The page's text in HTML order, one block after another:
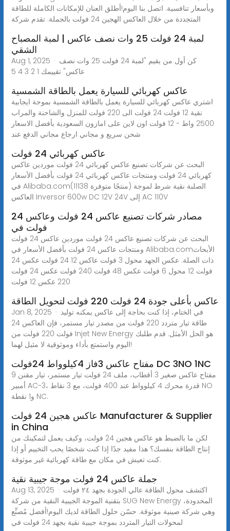
وبأسعار تنافسية. اتصل بنا اليوم!أطلق العنان للإمكانات الكاملة للطاقة
المتجددة من خلال العاكس الهجين 24 فولت بالجملة. تقدم شركة
لمبة 24 فولت 25 وات نصف عاكس | لمبة المصباح
الشقي
Aug 1, 2025 · كن أول من يقيم "لمبة 24 فولت 25 وات نصف
عاكس" تقييمك 1 2 3 4 5
عاكس كهربائي للسيارة يعمل بالطاقة الشمسية
اشتري عاكس كهربائي للسيارة يعمل بالطاقة الشمسية بموجة ايجابية
نقية 12 فولت 24 فولت الى 220 فولت للمنزل والشاحنة والمراب
2500 واط - 12 فولت اون لاين على امازون السعودية بأفضل الاسعار
شحن سريع و مجاني ارجاع مجاني الدفع عند
عاكس كهربائي 24 فولت
البحث عن شركات تصنيع عاكس كهربائي 24 فولت موردين عاكس
كهربائي 24 فولت ومنتجات عاكس كهربائي 24 فولت بأفضل الأسعار
في Alibaba.com(11138 منتجًا متوفرة) الصلبة نقية شرط لموجة
العاكس Inversor 600w DC 12V 24V إلى AC 110V
مصادر شركات تصنيع عاكس 24 فولت وعاكس 24
فولت في
البحث عن شركات تصنيع عاكس 24 فولت موردين عاكس 24 فولت
ومنتجات عاكس 24 فولت بأفضل الأسعار في Alibaba.comالأبحاث
ذات الصلة: عكس الجهد محول 3 فولت عاكس 12 24 فولت عكس 24
فولت 12 محول 6 فولت عكس 48 فولت 240 فولت عكس 24 فولت
220 عكس 12 فولت
عاكس بأعلى جودة 24 فولت 220 فولت لتحويل الطاقة
Jan 8, 2025 · في الختام، إذا كنت بحاجة إلى عاكس يمكنه توليد
طاقة تيار متردد 220 فولت من مصدر تيار مستمر، فإن العاكس 24
فولت 220 فولت من Injet New Energy هو الحل الأمثل. قدم طلبك
اليوم واستمتع بأداء وموثوقية لا مثيل لهما!
مفتاح عاكس 3فاز 4كيلوواط 24فولت DC 3NO 1NC
مفتاح عاكس صغير 3 أقطاب، ملف 24 فولت تيار مستمر، تيار مقنن 9
أمبير AC-3، قدرة محرك 4 كيلوواط عند 400 فولت، مع 3 نقاط NO
و1 نقطة NC.
عاكس هجين 24 فولت Manufacturer & Supplier
in China
لكن ما بالضبط هو عاكس هجين 24 فولت، وكيف يعمل لتمكينك من
إنتاج الطاقة بنفسك؟ هذا مفيد جدًا إذا كنت شخصًا يحب التخييم أو إذا
كنت تعيش في مكان مع طاقة كهربائية غير موثوقة.
جملة عاكس 24 فولت موجة جيبية نقية
Aug 13, 2025 · اكتشف محول الطاقة عالي الجودة بجهد ٢٤ فولت
بتقنية الموجة الجيبية النقية من شركة SUG New Energy المحدودة،
وهي شركة صينية موثوقة. حسّن حلول الطاقة لديك اليوم!أفضل مُصنِّع
لمحولات التيار المتردد بموجة جيبية نقية بجهد 24 فولت في